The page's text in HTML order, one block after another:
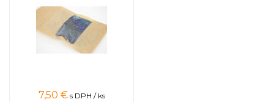
7,50 € s DPH / ks